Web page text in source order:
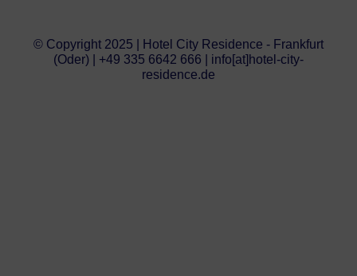
© Copyright 2025 | Hotel City Residence - Frankfurt
(Oder) | +49 335 6642 666 | info[at]hotel-city-
residence.de